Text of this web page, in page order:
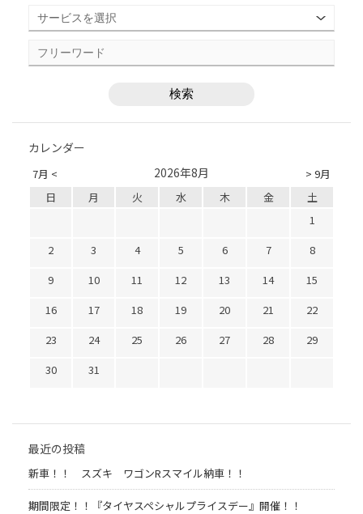
カレンダー
7月 < > 9月
2026年8月
日 月 火 水 木 金
土
1
2
3 4 5 6 7
8
9
10 11 12 13 14
15
16
17 18 19 20 21
22
23
24 25 26 27 28
29
30
31
最近の投稿
新車！！ スズキ ワゴンRスマイル納車！！
期間限定！！『タイヤスペシャルプライスデー』開催！！